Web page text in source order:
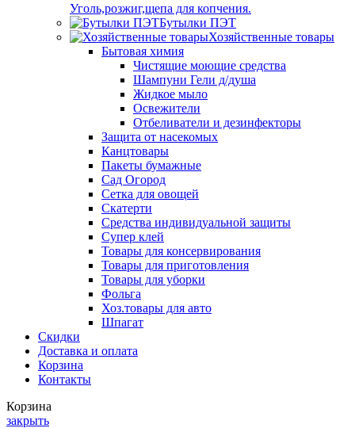
Уголь,розжиг,щепа для копчения.
Бутылки ПЭТ
Хозяйственные товары
Бытовая химия
Чистящие моющие средства
Шампуни Гели д/душа
Жидкое мыло
Освежители
Отбеливатели и дезинфекторы
Защита от насекомых
Канцтовары
Пакеты бумажные
Сад Огород
Сетка для овощей
Скатерти
Средства индивидуальной защиты
Супер клей
Товары для консервирования
Товары для приготовления
Товары для уборки
Фольга
Хоз.товары для авто
Шпагат
Скидки
Доставка и оплата
Корзина
Контакты
Корзина
закрыть